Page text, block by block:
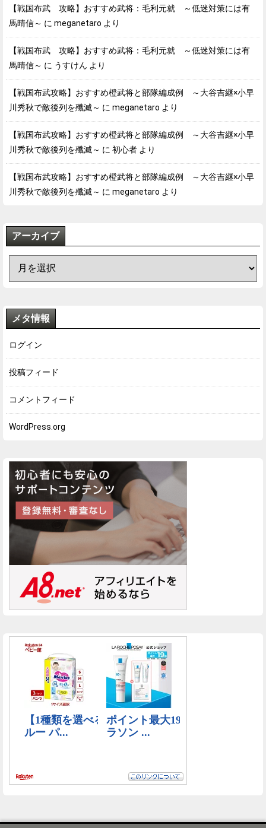
【戦国布武 攻略】おすすめ武将：毛利元就 ～低迷対策には有
馬晴信～ に meganetaro より
【戦国布武 攻略】おすすめ武将：毛利元就 ～低迷対策には有
馬晴信～ に うすけん より
【戦国布武攻略】おすすめ橙武将と部隊編成例 ～大谷吉継×小早
川秀秋で敵後列を殲滅～ に meganetaro より
【戦国布武攻略】おすすめ橙武将と部隊編成例 ～大谷吉継×小早
川秀秋で敵後列を殲滅～ に 初心者 より
【戦国布武攻略】おすすめ橙武将と部隊編成例 ～大谷吉継×小早
川秀秋で敵後列を殲滅～ に meganetaro より
アーカイブ
メタ情報
ログイン
投稿フィード
コメントフィード
WordPress.org